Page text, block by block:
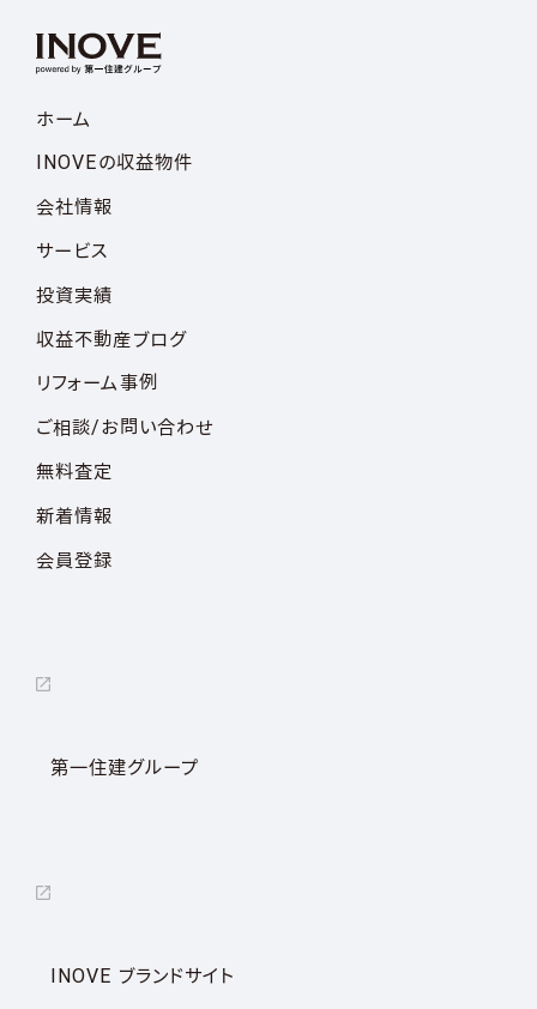
ホーム
INOVEの収益物件
会社情報
サービス
投資実績
収益不動産ブログ
リフォーム事例
ご相談/お問い合わせ
無料査定
新着情報
会員登録
第一住建グループ
INOVE ブランドサイト